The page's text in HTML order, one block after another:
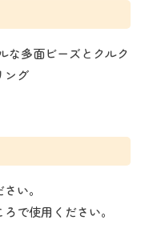
な多面ビーズとクルク
ング
い。
で使用ください。